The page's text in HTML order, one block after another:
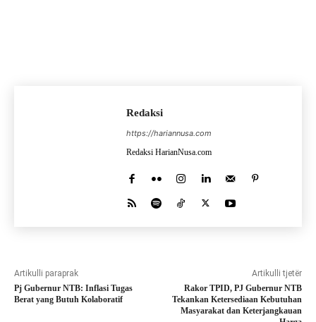
Redaksi
https://hariannusa.com
Redaksi HarianNusa.com
Artikulli paraprak
Pj Gubernur NTB: Inflasi Tugas
Berat yang Butuh Kolaboratif
Artikulli tjetër
Rakor TPID, PJ Gubernur NTB
Tekankan Ketersediaan Kebutuhan
Masyarakat dan Keterjangkauan